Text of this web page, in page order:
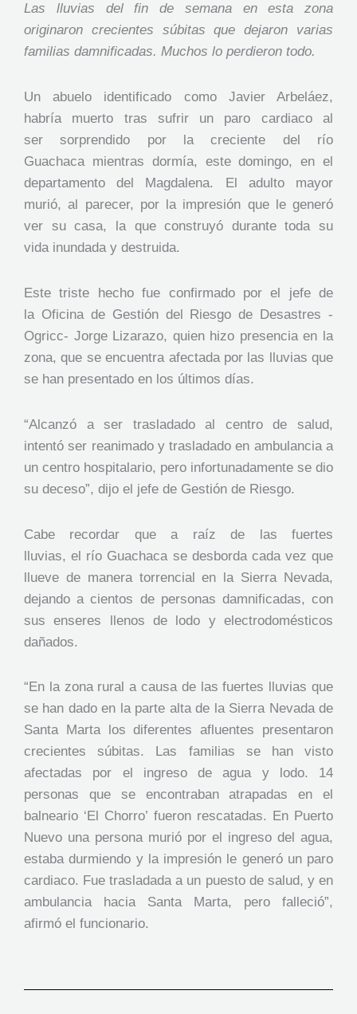
Las lluvias del fin de semana en esta zona
originaron crecientes súbitas que dejaron varias
familias damnificadas. Muchos lo perdieron todo.
Un abuelo identificado como Javier Arbeláez,
habría muerto tras sufrir un paro cardiaco al
ser sorprendido por la creciente del río
Guachaca mientras dormía, este domingo, en el
departamento del Magdalena. El adulto mayor
murió, al parecer, por la impresión que le generó
ver su casa, la que construyó durante toda su
vida inundada y destruida.
Este triste hecho fue confirmado por el jefe de
la Oficina de Gestión del Riesgo de Desastres -
Ogricc- Jorge Lizarazo, quien hizo presencia en la
zona, que se encuentra afectada por las lluvias que
se han presentado en los últimos días.
“Alcanzó a ser trasladado al centro de salud,
intentó ser reanimado y trasladado en ambulancia a
un centro hospitalario, pero infortunadamente se dio
su deceso”, dijo el jefe de Gestión de Riesgo.
Cabe recordar que a raíz de las fuertes
lluvias, el río Guachaca se desborda cada vez que
llueve de manera torrencial en la Sierra Nevada,
dejando a cientos de personas damnificadas, con
sus enseres llenos de lodo y electrodomésticos
dañados.
“En la zona rural a causa de las fuertes lluvias que
se han dado en la parte alta de la Sierra Nevada de
Santa Marta los diferentes afluentes presentaron
crecientes súbitas. Las familias se han visto
afectadas por el ingreso de agua y lodo. 14
personas que se encontraban atrapadas en el
balneario ‘El Chorro’ fueron rescatadas. En Puerto
Nuevo una persona murió por el ingreso del agua,
estaba durmiendo y la impresión le generó un paro
cardiaco. Fue trasladada a un puesto de salud, y en
ambulancia hacia Santa Marta, pero falleció”,
afirmó el funcionario.